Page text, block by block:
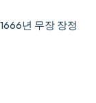
년 무장 장정